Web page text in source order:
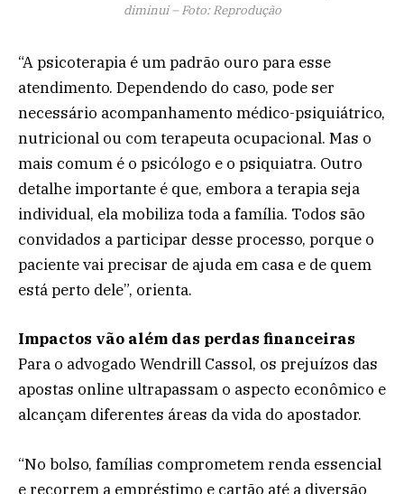
diminui – Foto: Reprodução
“A psicoterapia é um padrão ouro para esse
atendimento. Dependendo do caso, pode ser
necessário acompanhamento médico-psiquiátrico,
nutricional ou com terapeuta ocupacional. Mas o
mais comum é o psicólogo e o psiquiatra. Outro
detalhe importante é que, embora a terapia seja
individual, ela mobiliza toda a família. Todos são
convidados a participar desse processo, porque o
paciente vai precisar de ajuda em casa e de quem
está perto dele”, orienta.
Impactos vão além das perdas financeiras
Para o advogado Wendrill Cassol, os prejuízos das
apostas online ultrapassam o aspecto econômico e
alcançam diferentes áreas da vida do apostador.
“No bolso, famílias comprometem renda essencial
e recorrem a empréstimo e cartão até a diversão